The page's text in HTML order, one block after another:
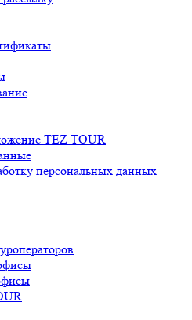
TEZ TOUR
персональных данных